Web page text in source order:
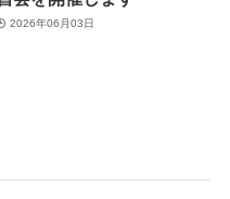
2026年06月03日